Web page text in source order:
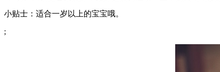
小贴士：适合一岁以上的宝宝哦。
;